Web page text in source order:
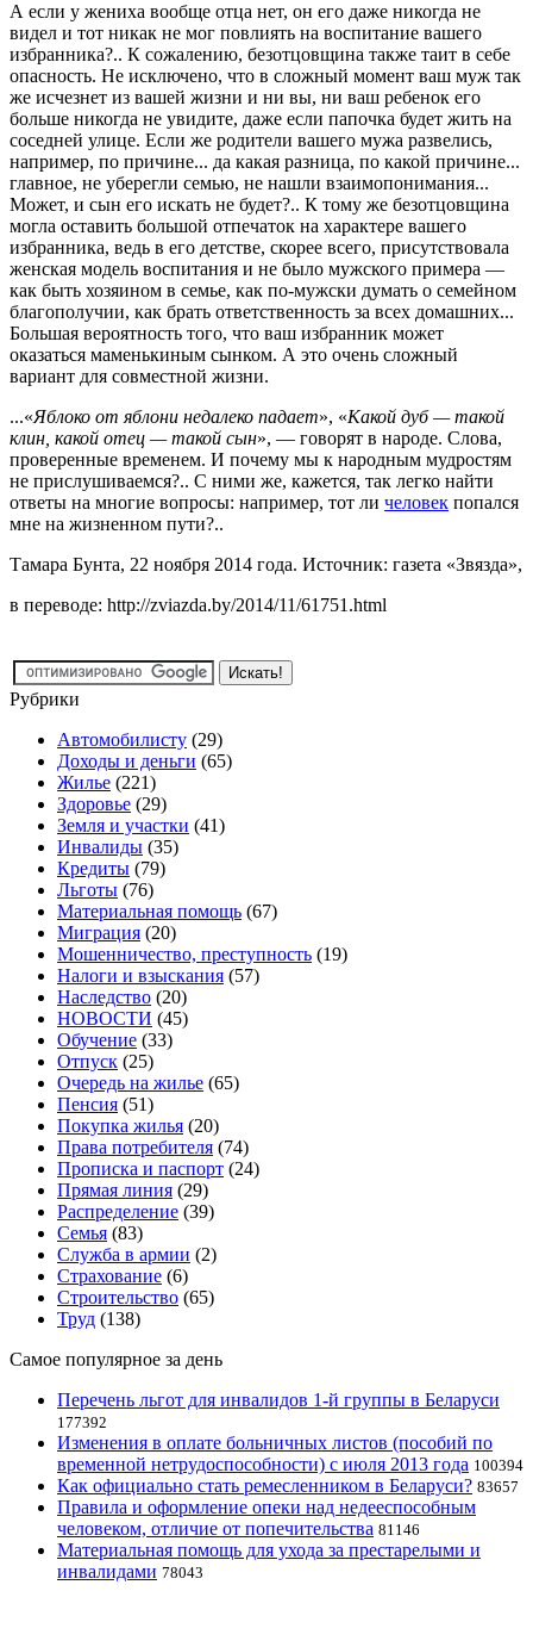
А если у жениха вообще отца нет, он его даже никогда не
видел и тот никак не мог повлиять на воспитание вашего
избранника?.. К сожалению, безотцовщина также таит в себе
опасность. Не исключено, что в сложный момент ваш муж так
же исчезнет из вашей жизни и ни вы, ни ваш ребенок его
больше никогда не увидите, даже если папочка будет жить на
соседней улице. Если же родители вашего мужа развелись,
например, по причине... да какая разница, по какой причине...
главное, не уберегли семью, не нашли взаимопонимания...
Может, и сын его искать не будет?.. К тому же безотцовщина
могла оставить большой отпечаток на характере вашего
избранника, ведь в его детстве, скорее всего, присутствовала
женская модель воспитания и не было мужского примера —
как быть хозяином в семье, как по-мужски думать о семейном
благополучии, как брать ответственность за всех домашних...
Большая вероятность того, что ваш избранник может
оказаться маменькиным сынком. А это очень сложный
вариант для совместной жизни.
...«Яблоко от яблони недалеко падает», «Какой дуб — такой
клин, какой отец — такой сын», — говорят в народе. Слова,
проверенные временем. И почему мы к народным мудростям
не прислушиваемся?.. С ними же, кажется, так легко найти
ответы на многие вопросы: например, тот ли человек попался
мне на жизненном пути?..
Тамара Бунта, 22 ноября 2014 года. Источник: газета «Звязда»,
в переводе: http://zviazda.by/2014/11/61751.html
Рубрики
Автомобилисту (29)
Доходы и деньги (65)
Жилье (221)
Здоровье (29)
Земля и участки (41)
Инвалиды (35)
Кредиты (79)
Льготы (76)
Материальная помощь (67)
Миграция (20)
Мошенничество, преступность (19)
Налоги и взыскания (57)
Наследство (20)
НОВОСТИ (45)
Обучение (33)
Отпуск (25)
Очередь на жилье (65)
Пенсия (51)
Покупка жилья (20)
Права потребителя (74)
Прописка и паспорт (24)
Прямая линия (29)
Распределение (39)
Семья (83)
Служба в армии (2)
Страхование (6)
Строительство (65)
Труд (138)
Самое популярное за день
Перечень льгот для инвалидов 1-й группы в Беларуси
177392
Изменения в оплате больничных листов (пособий по
временной нетрудоспособности) с июля 2013 года 100394
Как официально стать ремесленником в Беларуси? 83657
Правила и оформление опеки над недееспособным
человеком, отличие от попечительства 81146
Материальная помощь для ухода за престарелыми и
инвалидами 78043